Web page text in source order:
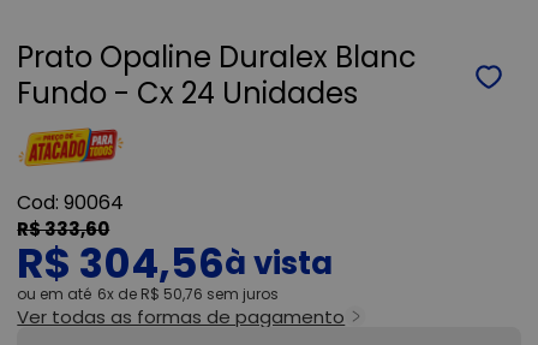
Prato Opaline Duralex Blanc
Fundo - Cx 24 Unidades
90064
R$ 333,60
R$ 304,56
ou 6x de R$ 50,76 sem juros
Ver todas as formas de pagamento